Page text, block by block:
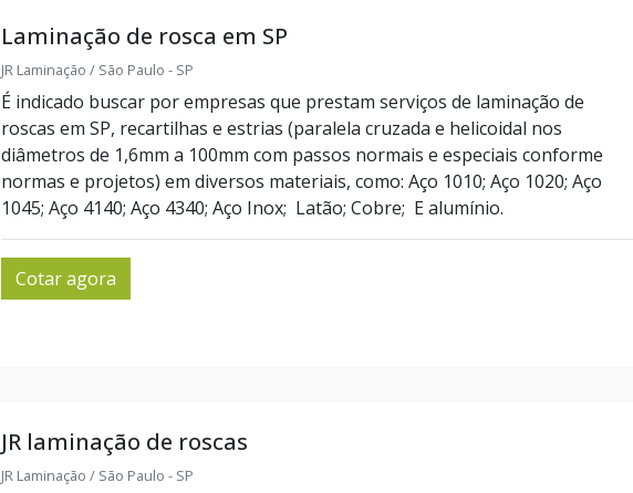
Laminação de rosca em SP
JR Laminação / São Paulo - SP
É indicado buscar por empresas que prestam serviços de laminação de
roscas em SP, recartilhas e estrias (paralela cruzada e helicoidal nos
diâmetros de 1,6mm a 100mm com passos normais e especiais conforme
normas e projetos) em diversos materiais, como: Aço 1010; Aço 1020; Aço
1045; Aço 4140; Aço 4340; Aço Inox; Latão; Cobre; E alumínio.
Cotar agora
JR laminação de roscas
JR Laminação / São Paulo - SP